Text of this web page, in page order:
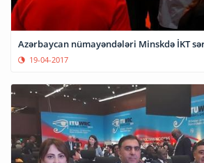
Azərbaycan nümayəndələri Minskdə İKT
19-04-2017